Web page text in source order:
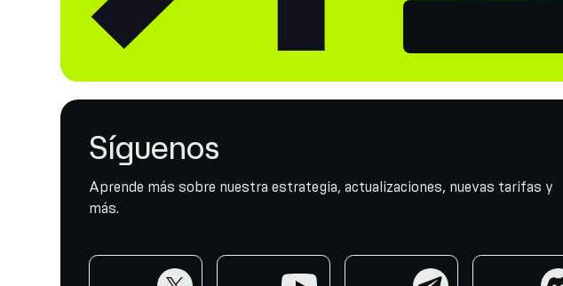
Síguenos
Aprende más sobre nuestra estrategia, actualizaciones, nuevas tarifas y
más.